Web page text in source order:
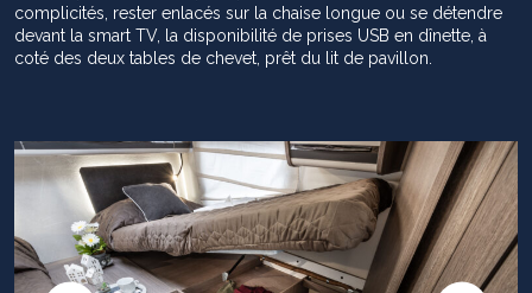
complicités, rester enlacés sur la chaise longue ou se détendre
devant la smart TV, la disponibilité de prises USB en dînette, à
coté des deux tables de chevet, prêt du lit de pavillon.